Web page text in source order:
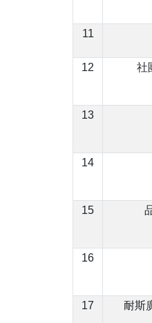
11
12
社
13
14
15
16
17 耐斯